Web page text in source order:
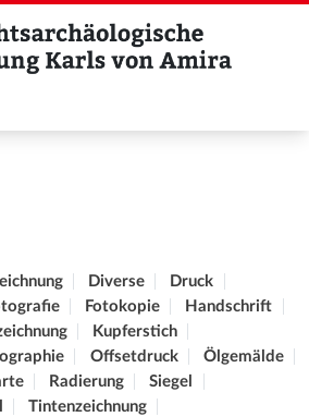
Diverse
Druck
Fotokopie
Handschrift
Kupferstich
Offsetdruck
Ölgemälde
Radierung
Siegel
Tintenzeichnung